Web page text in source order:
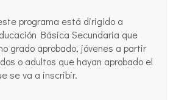
programa está dirigido a
Básica Secundaria que
grado aprobado, jóvenes a partir
o adultos que hayan aprobado el
se va a inscribir.